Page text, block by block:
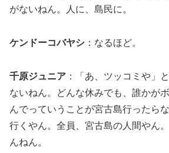
がないねん。人に、島民に。
ケンドーコバヤシ ：なるほど。
千原ジュニア ：「あ、ツッコミや」
ないねん。どんな休みでも、誰かが
んでっていうことが宮古島行ったら
行くやん。全員、宮古島の人間やん
んねん。